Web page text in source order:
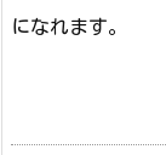
になれます。